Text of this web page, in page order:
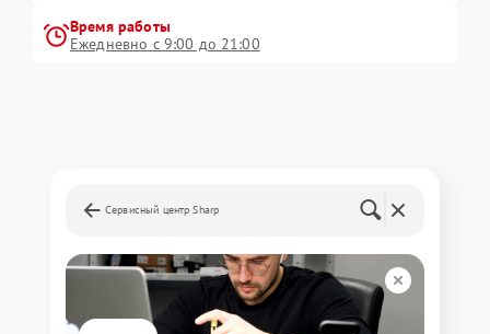
Время работы
Ежедневно с 9:00 до 21:00
Сервисный центр Sharp